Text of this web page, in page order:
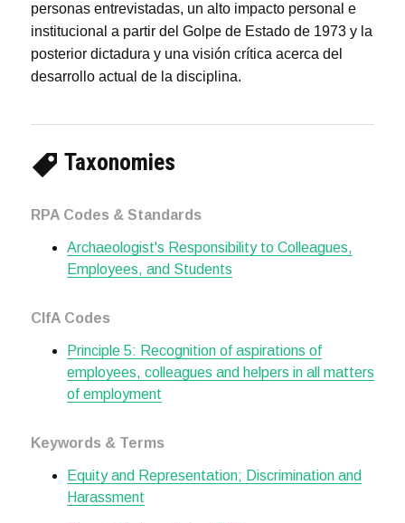
personas entrevistadas, un alto impacto personal e
institucional a partir del Golpe de Estado de 1973 y la
posterior dictadura y una visión crítica acerca del
desarrollo actual de la disciplina.
Taxonomies
RPA Codes & Standards
Archaeologist's Responsibility to Colleagues,
Employees, and Students
CIfA Codes
Principle 5: Recognition of aspirations of
employees, colleagues and helpers in all matters
of employment
Keywords & Terms
Equity and Representation; Discrimination and
Harassment